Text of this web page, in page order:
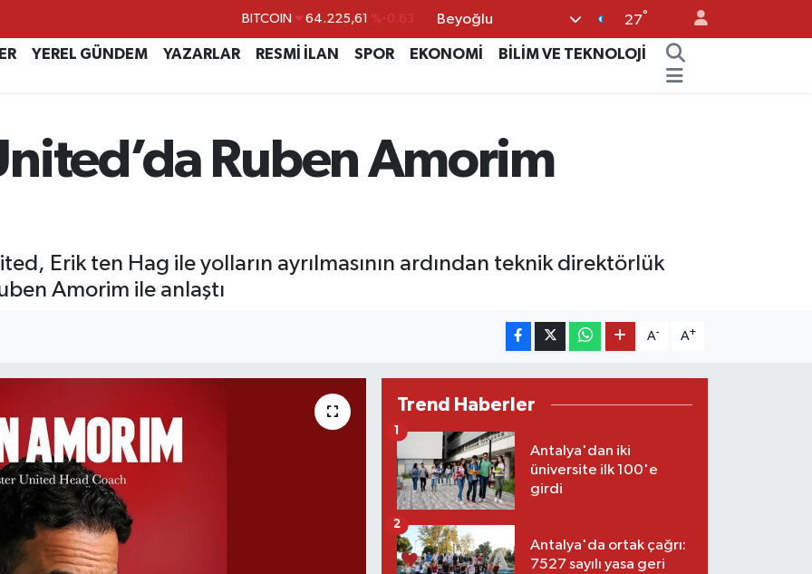
BITCOIN 64.225,61 %-0.63
DOLAR 47,6704 %0
GRAM ALTIN 6510.40 %0.45
BİST100
Beyoğlu 27°
YEREL GÜNDEM YAZARLAR RESMİ İLAN SPOR EKONOMİ BİLİM VE TEKNOLOJİ
Ruben Amorim
Erik ten Hag ile yolların ayrılmasının ardından teknik direktörlük
Amorim ile anlaştı
A- A+
Trend Haberler
Antalya'dan iki
üniversite ilk 100'e
girdi
1
Antalya'da ortak çağrı:
7527 sayılı yasa geri
2